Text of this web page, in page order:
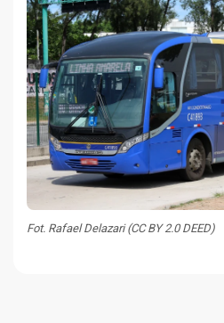
Fot. Rafael Delazari (CC BY 2.0 DEED)